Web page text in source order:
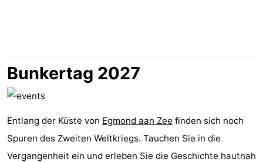
-
Buiten
Bergen
-
De
Woudhoeve
-
Duinpark
Bunkertag 2027
Entlang der Küste von Egmond aan Zee finden sich noch
Spuren des Zweiten Weltkriegs. Tauchen Sie in die
Vergangenheit ein und erleben Sie die Geschichte hautnah